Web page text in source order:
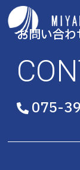
お問い合わ
075-